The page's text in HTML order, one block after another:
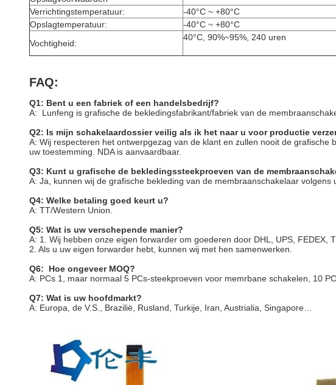
Verrichtingstemperatuur:
-40°C ~ +80°C
Opslagtemperatuur:
-40°C ~ +80°C
Vochtigheid:
40°C, 90%~95%, 240 uren
FAQ:
Q1: Bent u een fabriek of een handelsbedrijf?
A: Lunfeng is grafische de bekledingsfabrikant/fabriek van de
Q2: Is mijn schakelaardossier veilig als ik het naar u voor productie
A: Wij respecteren het ontwerpgezag van de klant en zullen nooit de
uw toestemming. NDA is aanvaardbaar.
Q3: Kunt u grafische de bekledingssteekproeven van de
A: Ja, kunnen wij de grafische bekleding van de membraanschakelaar volgens
Q4: Welke betaling goed keurt u?
A: TT/Western Union.
Q5: Wat is uw verschepende manier?
A: 1. Wij hebben onze eigen forwarder om goederen door DHL, UPS, FEDEX,
2. Als u uw eigen forwarder hebt, kunnen wij met hen samenwerken.
Q6: Hoe ongeveer MOQ?
A: PCs 1, maar normaal 5 PCs-steekproeven voor memrbane schakelen, 10
Q7: Wat is uw hoofdmarkt?
A: Europa, de V.S., Brazilië, Rusland, Turkije, Iran, Austrialia, Singapore…